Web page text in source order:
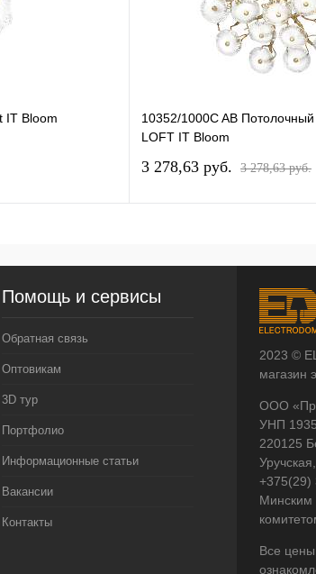
IT Bloom
10352/1000C AB Потолочный
LOFT IT Bloom
3 278,63 pуб. 3 278,63 pуб.
Помощь и сервисы
Обратная связь
Оптовикам
3D тур
Портфолио
Информационные статьи
Вакансии
Контакты
2023 ©
магазин
ООО
УНП
220125
+375(29)
Минским
Все